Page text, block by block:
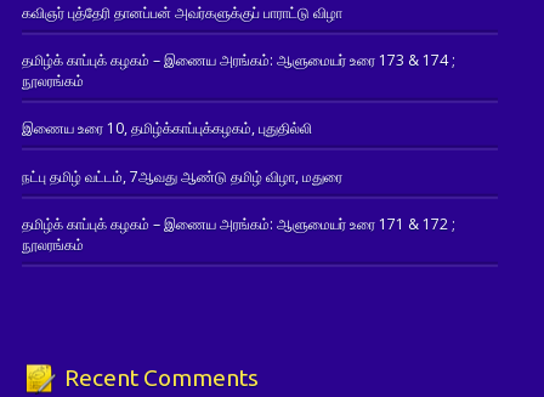
கவிஞர் புத்தேரி தானப்பன் அவர்களுக்குப் பாராட்டு விழா
தமிழ்க் காப்புக் கழகம் – இணைய அரங்கம்: ஆளுமையர் உரை 173 & 174 ;
நூலரங்கம்
இணைய உரை 10, தமிழ்க்காப்புக்கழகம், புதுதில்லி
நட்பு தமிழ் வட்டம், 7ஆவது ஆண்டு தமிழ் விழா, மதுரை
தமிழ்க் காப்புக் கழகம் – இணைய அரங்கம்: ஆளுமையர் உரை 171 & 172 ;
நூலரங்கம்
Recent Comments